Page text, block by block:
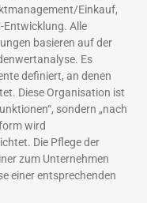
Einkauf,
Alle
basieren auf der
Es
definiert, an denen
Diese Organisation ist
sondern „nach
wird
Die Pflege der
zum Unternehmen
einer entsprechenden